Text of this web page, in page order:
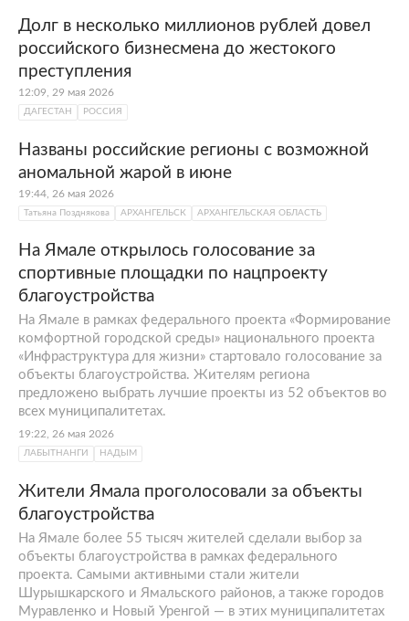
Долг в несколько миллионов рублей довел
российского бизнесмена до жестокого
преступления
12:09, 29 мая 2026
ДАГЕСТАН РОССИЯ
Названы российские регионы с возможной
аномальной жарой в июне
19:44, 26 мая 2026
Татьяна Позднякова АРХАНГЕЛЬСК АРХАНГЕЛЬСКАЯ ОБЛАСТЬ
На Ямале открылось голосование за
спортивные площадки по нацпроекту
благоустройства
На Ямале в рамках федерального проекта «Формирование
комфортной городской среды» национального проекта
«Инфраструктура для жизни» стартовало голосование за
объекты благоустройства. Жителям региона
предложено выбрать лучшие проекты из 52 объектов во
всех муниципалитетах.
19:22, 26 мая 2026
ЛАБЫТНАНГИ НАДЫМ
Жители Ямала проголосовали за объекты
благоустройства
На Ямале более 55 тысяч жителей сделали выбор за
объекты благоустройства в рамках федерального
проекта. Самыми активными стали жители
Шурышкарского и Ямальского районов, а также городов
Муравленко и Новый Уренгой — в этих муниципалитетах